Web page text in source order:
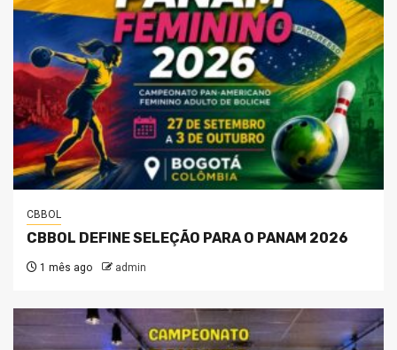
CBBOL
CBBOL DEFINE SELEÇÃO PARA O PANAM 2026
1 mês ago admin